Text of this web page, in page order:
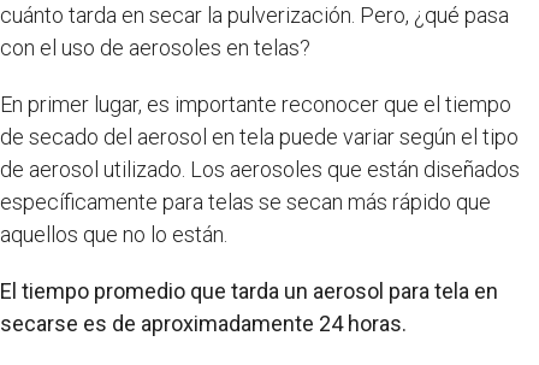
cuánto tarda en secar la pulverización. Pero, ¿qué pasa
con el uso de aerosoles en telas?
En primer lugar, es importante reconocer que el tiempo
de secado del aerosol en tela puede variar según el tipo
de aerosol utilizado. Los aerosoles que están diseñados
específicamente para telas se secan más rápido que
aquellos que no lo están.
El tiempo promedio que tarda un aerosol para tela en
secarse es de aproximadamente 24 horas.